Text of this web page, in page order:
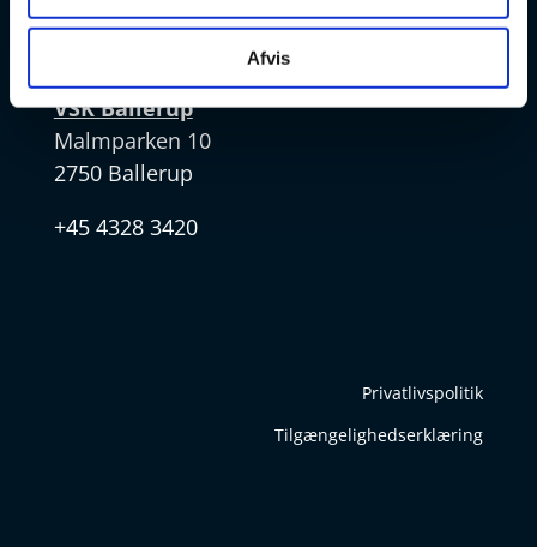
Afvis
v
VSK Ballerup
Malmparken 10
2750 Ballerup
+45 4328 3420
Privatlivspolitik
Tilgængelighedserklæring